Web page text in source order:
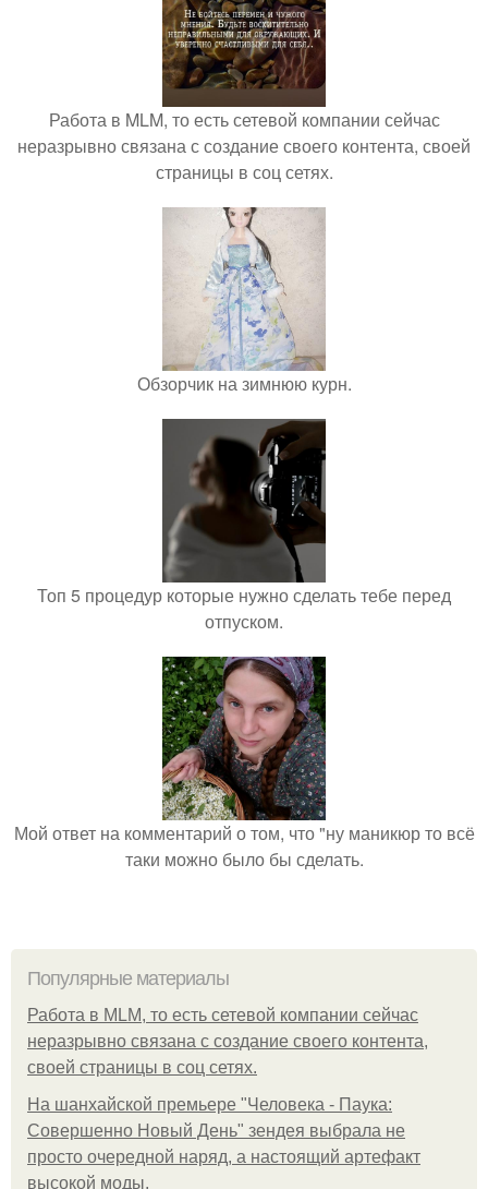
Работа в MLM, то есть сетевой компании сейчас
неразрывно связана с создание своего контента, своей
страницы в соц сетях.
Обзорчик на зимнюю курн.
Топ 5 процедур которые нужно сделать тебе перед
отпуском.
Мой ответ на комментарий о том, что "ну маникюр то всё
таки можно было бы сделать.
Популярные материалы
Работа в MLM, то есть сетевой компании сейчас
неразрывно связана с создание своего контента,
своей страницы в соц сетях.
На шанхайской премьере "Человека - Паука:
Совершенно Новый День" зендея выбрала не
просто очередной наряд, а настоящий артефакт
высокой моды.